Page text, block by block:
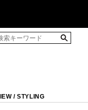
/ STYLING